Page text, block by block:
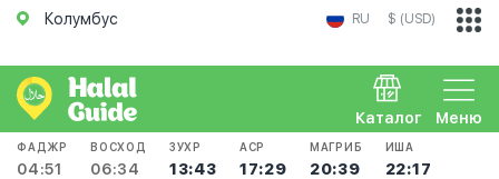
Колумбус RU $ (USD)
Меню
Каталог
ФАДЖР
04:51
ВОСХОД
06:34
ЗУХР
13:43
АСР
17:29
МАГРИБ
20:39
ИША
22:17